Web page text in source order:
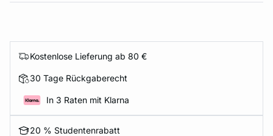
Kostenlose Lieferung ab 80 €
30 Tage Rückgaberecht
In 3 Raten mit Klarna
20 % Studentenrabatt